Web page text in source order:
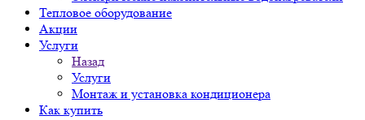
Тепловое оборудование
Акции
Услуги
Назад
Услуги
Монтаж и установка кондиционера
Как купить